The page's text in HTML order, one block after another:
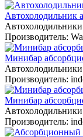
Автохолодильник
Производитель:
Минибар
Производитель:
Минибар
Производитель: